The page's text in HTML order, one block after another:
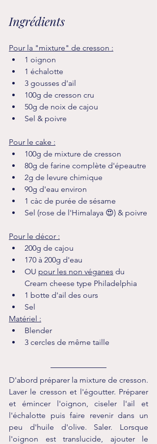
Ingrédients
Pour la "mixture" de cresson :
1 oignon
1 échalotte
3 gousses d'ail
100g de cresson cru
50g de noix de cajou
Sel & poivre
Pour le cake :
100g de mixture de cresson
80g de farine complète d'épeautre
2g de levure chimique
90g d'eau environ
1 càc de purée de sésame
Sel (rose de l'Himalaya 😍) & poivre
Pour le décor :
200g de cajou
170 à 200g d'eau
OU pour les non véganes du
Cream cheese type Philadelphia
1 botte d'ail des ours
Sel
Matériel :
Blender
3 cercles de même taille
D'abord préparer la mixture de cresson.
Laver le cresson et l'égoutter. Préparer
et émincer l'oignon, ciseler l'ail et
l'échalotte puis faire revenir dans un
peu d'huile d'olive. Saler. Lorsque
l'oignon est translucide, ajouter le